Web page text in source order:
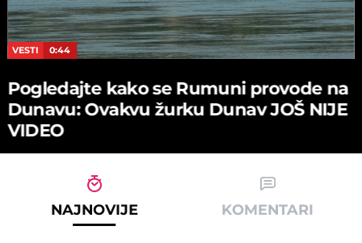
VESTI 0:44
Pogledajte kako se Rumuni provode na
Dunavu: Ovakvu žurku Dunav JOŠ NIJE
VIDEO
NAJNOVIJE KOMENTARI